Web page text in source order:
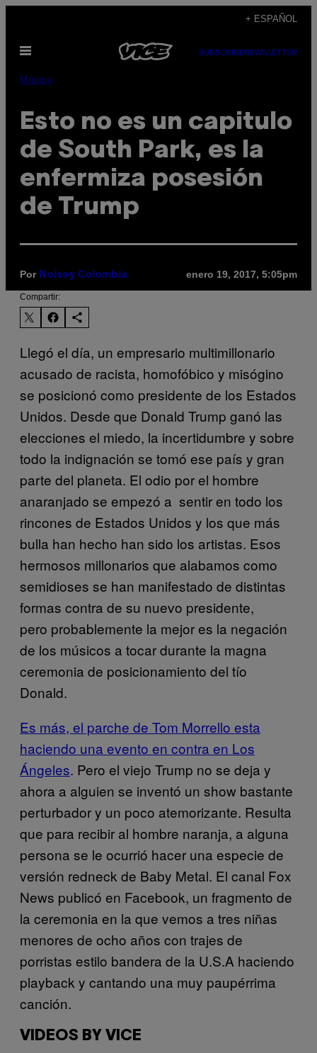
contenido
+ ESPAÑOL
Abrir
SUBSCRIBENEWSLETTER
Música
Esto no es un capitulo
de South Park, es la
enfermiza posesión
de Trump
Por Noisey Colombia enero 19, 2017, 5:05pm
Compartir:
Llegó el día, un empresario multimillonario
acusado de racista, homofóbico y misógino
se posicionó como presidente de los Estados
Unidos. Desde que Donald Trump ganó las
elecciones el miedo, la incertidumbre y sobre
todo la indignación se tomó ese país y gran
parte del planeta. El odio por el hombre
anaranjado se empezó a sentir en todo los
rincones de Estados Unidos y los que más
bulla han hecho han sido los artistas. Esos
hermosos millonarios que alabamos como
semidioses se han manifestado de distintas
formas contra de su nuevo presidente,
pero probablemente la mejor es la negación
de los músicos a tocar durante la magna
ceremonia de posicionamiento del tío
Donald.
Es más, el parche de Tom Morrello esta
haciendo una evento en contra en Los
Ángeles. Pero el viejo Trump no se deja y
ahora a alguien se inventó un show bastante
perturbador y un poco atemorizante. Resulta
que para recibir al hombre naranja, a alguna
persona se le ocurrió hacer una especie de
versión redneck de Baby Metal. El canal Fox
News publicó en Facebook, un fragmento de
la ceremonia en la que vemos a tres niñas
menores de ocho años con trajes de
porristas estilo bandera de la U.S.A haciendo
playback y cantando una muy paupérrima
canción.
VIDEOS BY VICE